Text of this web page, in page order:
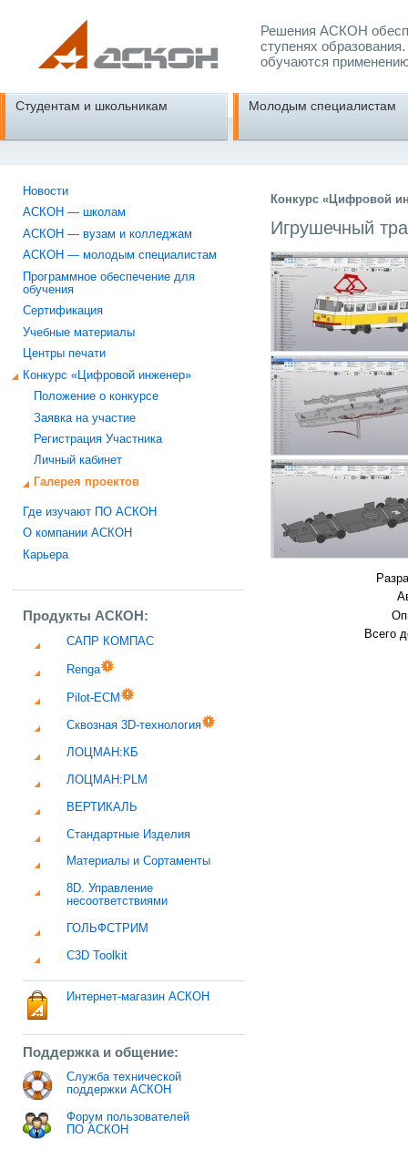
Решения АСКОН
ступенях
обучаются
Студентам и школьникам Молодым специалистам
Новости
АСКОН — школам
АСКОН — вузам и колледжам
АСКОН — молодым специалистам
Программное обеспечение для
обучения
Сертификация
Учебные материалы
Центры печати
Конкурс «Цифровой инженер»
Положение о конкурсе
Заявка на участие
Регистрация Участника
Личный кабинет
Галерея проектов
Где изучают ПО АСКОН
О компании АСКОН
Карьера
Продукты АСКОН:
САПР КОМПАС
Renga
Pilot-ECM
Сквозная 3D-технология
ЛОЦМАН:КБ
ЛОЦМАН:PLM
ВЕРТИКАЛЬ
Стандартные Изделия
Материалы и Сортаменты
8D. Управление
несоответствиями
ГОЛЬФСТРИМ
C3D Toolkit
Интернет-магазин АСКОН
Поддержка и общение:
Служба технической
поддержки АСКОН
Форум пользователей
ПО АСКОН
Конкурс «Цифровой
Игрушечный
Всего